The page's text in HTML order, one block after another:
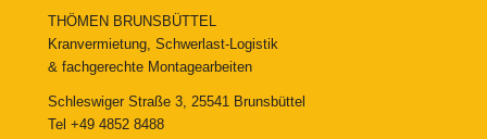
THÖMEN BRUNSBÜTTEL
Kranvermietung, Schwerlast-Logistik
& fachgerechte Montagearbeiten
Schleswiger Straße 3, 25541 Brunsbüttel
Tel +49 4852 8488